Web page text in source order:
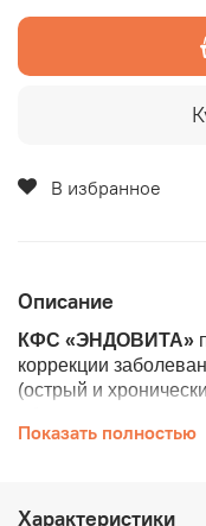
В избранное
Описание
КФС «ЭНДОВИТА»
коррекции
(острый и
Показать полностью
Характеристики